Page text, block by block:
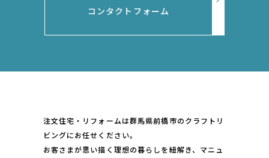
コンタクトフォーム
注文住宅・リフォームは群馬県前橋市のクラフトリ
ビングにお任せください。
お客さまが思い描く理想の暮らしを紐解き、マニュ